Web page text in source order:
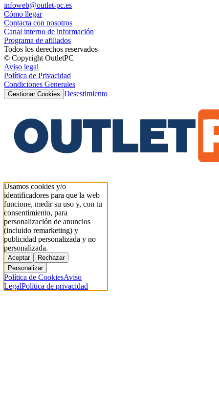
infoweb@outlet-pc.es
Cómo llegar
Contacta con nosotros
Canal interno de información
Programa de afiliados
Todos los derechos reservados
© Copyright OutletPC
Aviso legal
Política de Privacidad
Condiciones Generales
Gestionar Cookies Desestimiento
Usamos cookies y/o
identificadores para que la web
funcione, medir su uso y, con tu
consentimiento, para
personalización de anuncios
(incluido remarketing) y
publicidad personalizada y no
personalizada.
Aceptar
Rechazar
Personalizar
Política de CookiesAviso
LegalPolítica de privacidad